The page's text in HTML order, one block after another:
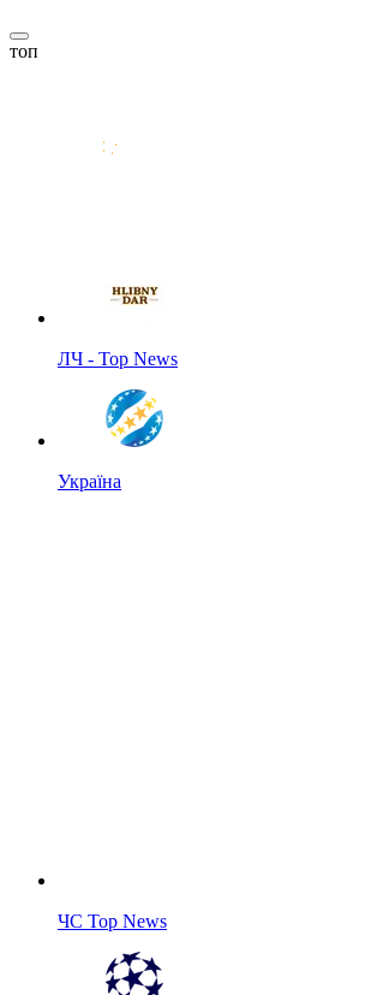
топ
ЛЧ - Top News
Україна
ЧС Top News